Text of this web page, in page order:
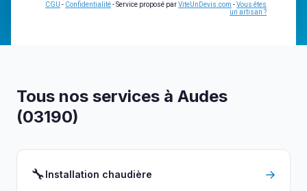
CGU - Confidentialité- Service proposé parViteUnDevis.com -Vous êtes
un artisan ?
Tous nos services à Audes
(03190)
🔧Installation chaudière →